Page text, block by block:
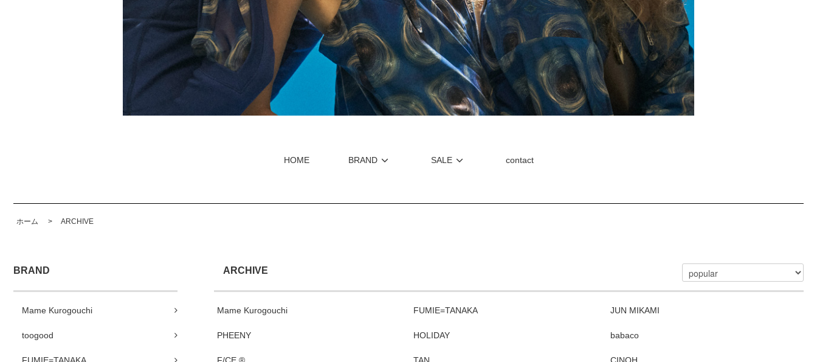
HOME BRAND SALE contact
ホーム > ARCHIVE
BRAND
Mame Kurogouchi
toogood
ARCHIVE
Mame Kurogouchi FUMIE=TANAKA JUN MIKAMI
PHEENY HOLIDAY babaco